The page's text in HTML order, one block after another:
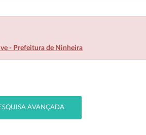
- Prefeitura de Ninheira
AVANÇADA